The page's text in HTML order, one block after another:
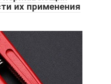
их применения